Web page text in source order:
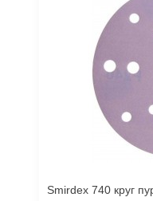
Smirdex 740 круг